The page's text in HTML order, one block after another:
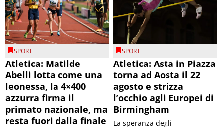
SPORT
Atletica: Matilde
Abelli lotta come una
leonessa, la 4×400
azzurra firma il
primato nazionale, ma
resta fuori dalla finale
SPORT
Atletica: Asta in Piazza
torna ad Aosta il 22
agosto e strizza
l’occhio agli Europei di
Birmingham
La speranza degli